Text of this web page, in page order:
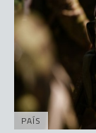
PAÍS